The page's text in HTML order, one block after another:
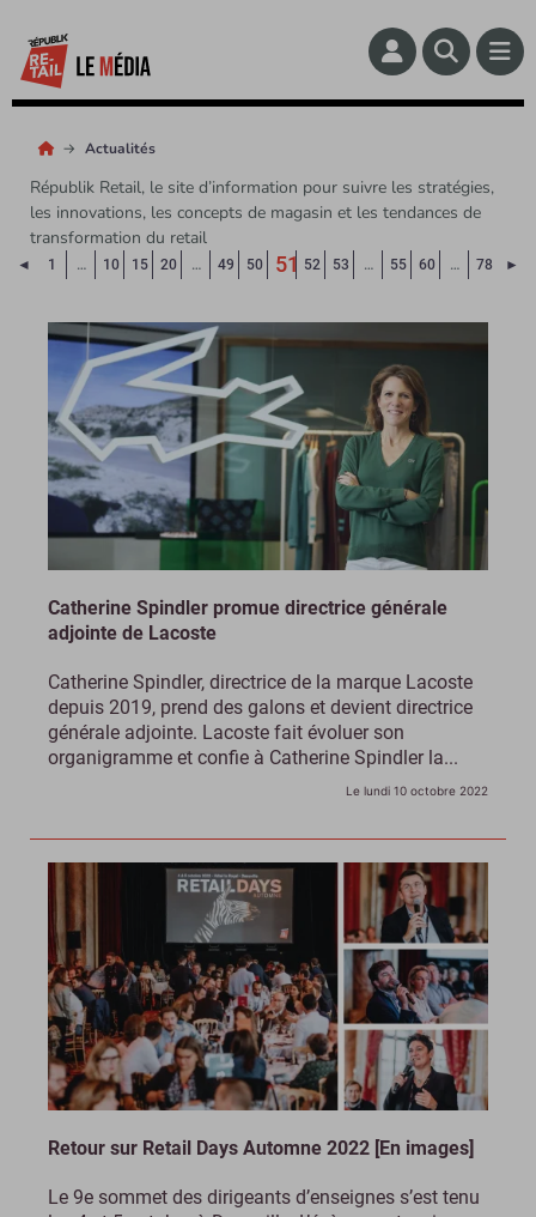
Actualités
Républik Retail, le site d’information pour suivre les stratégies,
les innovations, les concepts de magasin et les tendances de
transformation du retail
◄ Page précédente
1 … 10 15 20 … 49 50
51 52 53 … 55 60 … 78 ►
Catherine Spindler promue directrice générale
adjointe de Lacoste
Catherine Spindler, directrice de la marque Lacoste
depuis 2019, prend des galons et devient directrice
générale adjointe. Lacoste fait évoluer son
organigramme et confie à Catherine Spindler la...
Le lundi 10 octobre 2022
Retour sur Retail Days Automne 2022 [En images]
Le 9e sommet des dirigeants d’enseignes s’est tenu